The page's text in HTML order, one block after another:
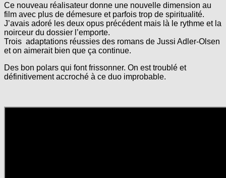
Ce nouveau réalisateur donne une nouvelle dimension au
film avec plus de démesure et parfois trop de spiritualité.
J’avais adoré les deux opus précédent mais là le rythme et la
noirceur du dossier l’emporte.
Trois adaptations réussies des romans de Jussi Adler-Olsen
et on aimerait bien que ça continue.
Des bon polars qui font frissonner. On est troublé et
définitivement accroché à ce duo improbable.